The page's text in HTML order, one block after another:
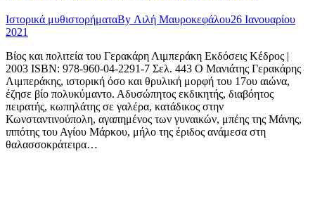
Ιστορικά μυθιστορήματαBy Λιλή Μαυροκεφάλου26 Ιανουαρίου
2021
Βίος και πολιτεία του Γερακάρη Λιμπεράκη Εκδόσεις Κέδρος |
2003 ISBN: 978-960-04-2291-7 Σελ. 443 Ο Μανιάτης Γερακάρης
Λιμπεράκης, ιστορική όσο και θρυλική μορφή του 17ου αιώνα,
έζησε βίο πολυκύμαντο. Αδυσώπητος εκδικητής, διαβόητος
πειρατής, κωπηλάτης σε γαλέρα, κατάδικος στην
Κωνσταντινούπολη, αγαπημένος των γυναικών, μπέης της Μάνης,
ιππότης του Αγίου Μάρκου, μήλο της έριδος ανάμεσα στη
θαλασσοκράτειρα…